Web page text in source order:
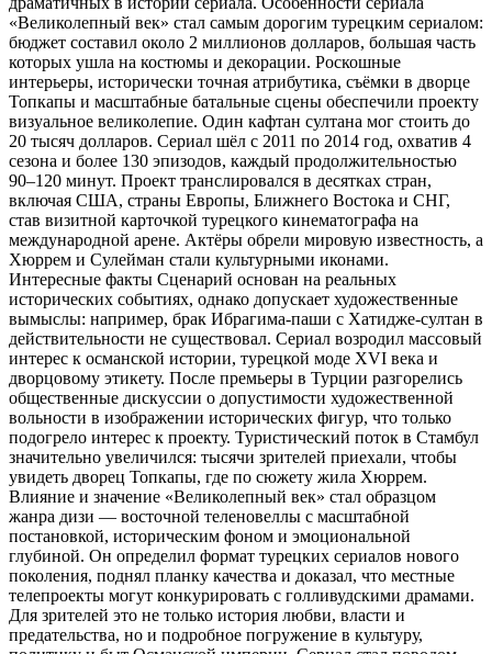
«Великолепный век» стал самым дорогим турецким сериалом:
бюджет составил около 2 миллионов долларов, большая часть
которых ушла на костюмы и декорации. Роскошные
интерьеры, исторически точная атрибутика, съёмки в дворце
Топкапы и масштабные батальные сцены обеспечили проекту
визуальное великолепие. Один кафтан султана мог стоить до
20 тысяч долларов. Сериал шёл с 2011 по 2014 год, охватив 4
сезона и более 130 эпизодов, каждый продолжительностью
90–120 минут. Проект транслировался в десятках стран,
включая США, страны Европы, Ближнего Востока и СНГ,
став визитной карточкой турецкого кинематографа на
международной арене. Актёры обрели мировую известность, а
Хюррем и Сулейман стали культурными иконами.
Интересные факты Сценарий основан на реальных
исторических событиях, однако допускает художественные
вымыслы: например, брак Ибрагима-паши с Хатидже-султан в
действительности не существовал. Сериал возродил массовый
интерес к османской истории, турецкой моде XVI века и
дворцовому этикету. После премьеры в Турции разгорелись
общественные дискуссии о допустимости художественной
вольности в изображении исторических фигур, что только
подогрело интерес к проекту. Туристический поток в Стамбул
значительно увеличился: тысячи зрителей приехали, чтобы
увидеть дворец Топкапы, где по сюжету жила Хюррем.
Влияние и значение «Великолепный век» стал образцом
жанра дизи — восточной теленовеллы с масштабной
постановкой, историческим фоном и эмоциональной
глубиной. Он определил формат турецких сериалов нового
поколения, поднял планку качества и доказал, что местные
телепроекты могут конкурировать с голливудскими драмами.
Для зрителей это не только история любви, власти и
предательства, но и подробное погружение в культуру,